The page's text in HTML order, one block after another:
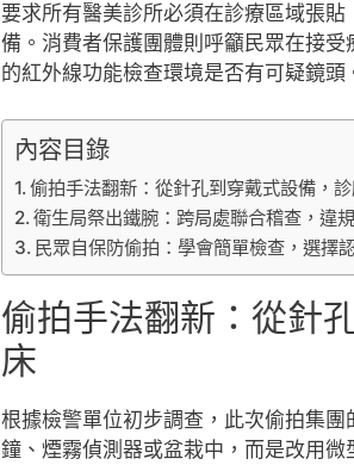
要求所有醫美診所必須在診療區域張
備。消費者保護團體則呼籲民眾在接
的紅外線功能檢查環境是否有可疑鏡頭
內容目錄
偷拍手法翻新：從針孔到穿戴式設備，
衛生局祭出鐵腕：跨局處聯合稽查，違
民眾自保防偷拍：學會簡單檢查，選擇
偷拍手法翻新：從針
床
根據檢警單位初步調查，此次偷拍集
鐘、煙霧偵測器或盆栽中，而是改用